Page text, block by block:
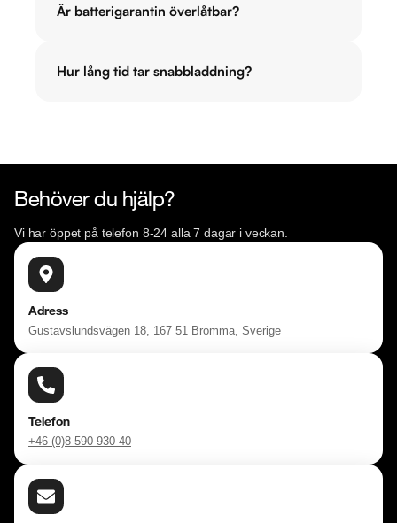
Är batterigarantin överlåtbar?
Hur lång tid tar snabbladdning?
Behöver du hjälp?
Vi har öppet på telefon 8-24 alla 7 dagar i veckan.
Adress
Gustavslundsvägen 18, 167 51 Bromma, Sverige
Telefon
+46 (0)8 590 930 40